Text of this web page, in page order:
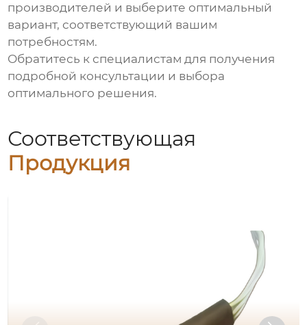
производителей и выберите оптимальный
вариант, соответствующий вашим
потребностям.
Обратитесь к специалистам для получения
подробной консультации и выбора
оптимального решения.
Соответствующая
Продукция